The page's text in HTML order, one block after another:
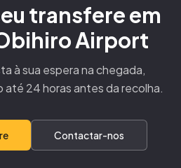
transfere em
Airport
à sua espera na chegada,
24 horas antes da recolha.
Contactar-nos